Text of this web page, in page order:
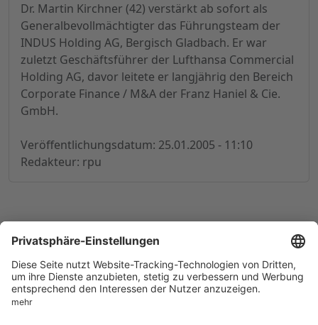
Dr. Martin Kirchner (42) verstärkt ab sofort als
Generalbevollmächtigter das Führungsteam der
INDUS Holding AG, Bergisch Gladbach. Er war
zuletzt Geschäftsführer der Lufthansa Commercial
Holding AG, davor leitete er langjährig den Bereich
Corporate Finance / M&A der Franz Haniel & Cie.
GmbH.
Veröffentlichungsdatum: 25.01.2005 - 11:10
Redakteur: rpu
© 1998-2026by GSC Research GmbH
Datenschutz